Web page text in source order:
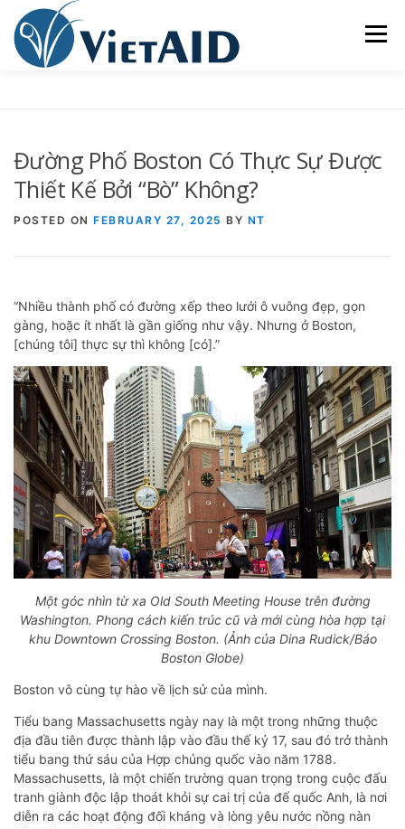
content
Menu
TRUNG TÂM CỘNG ĐỒNG SINH HOẠT
Đường Phố Boston Có Thực Sự Được
Thiết Kế Bởi “Bò” Không?
POSTED ON FEBRUARY 27, 2025 BY NT
“Nhiều thành phố có đường xếp theo lưới ô vuông đẹp, gọn
gàng, hoặc ít nhất là gần giống như vậy. Nhưng ở Boston,
[chúng tôi] thực sự thì không [có].”
Một góc nhìn từ xa Old South Meeting House trên đường
Washington. Phong cách kiến ​​trúc cũ và mới cùng hòa hợp tại
khu Downtown Crossing Boston. (Ảnh của Dina Rudick/Báo
Boston Globe)
Boston vô cùng tự hào về lịch sử của mình.
Tiểu bang Massachusetts ngày nay là một trong những thuộc
địa đầu tiên được thành lập vào đầu thế kỷ 17, sau đó trở thành
tiểu bang thứ sáu của Hợp chủng quốc vào năm 1788.
Massachusetts, là một chiến trường quan trọng trong cuộc đấu
tranh giành độc lập thoát khỏi sự cai trị của đế quốc Anh, là nơi
diễn ra các hoạt động đối kháng và lòng yêu nước nồng nàn